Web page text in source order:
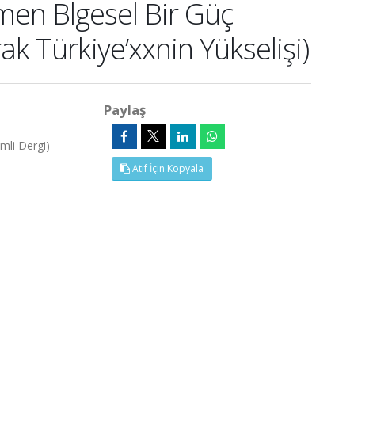
Blgesel Bir Güç
Türkiye’xxnin Yükselişi)
Dergi)
Paylaş
Atıf İçin Kopyala